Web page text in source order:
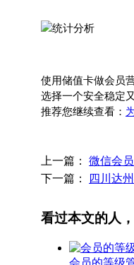
使用储值卡做会员
选择一个安全稳定
推荐您继续查看：
上一篇： 微信会
下一篇：
四川达
看过本文的人
会员的等级